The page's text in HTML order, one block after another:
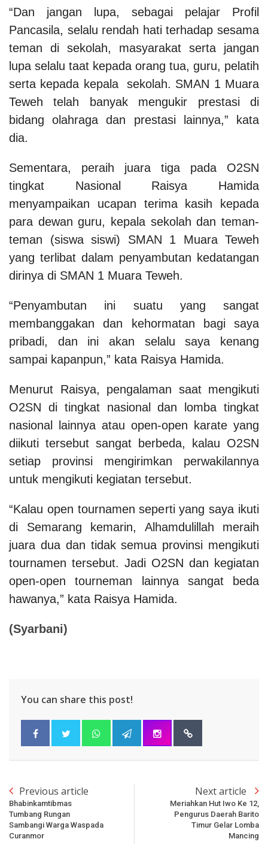
“Dan jangan lupa, sebagai pelajar Profil
Pancasila, selalu rendah hati terhadap sesama
teman di sekolah, masyarakat serta jangan
lupa selalu taat kepada orang tua, guru, pelatih
serta kepada kepala sekolah. SMAN 1 Muara
Teweh telah banyak mengukir prestasi di
bidang olahraga dan prestasi lainnya,” kata
dia.
Sementara, peraih juara tiga pada O2SN
tingkat Nasional Raisya Hamida
menyampaikan ucapan terima kasih kepada
para dewan guru, kepala sekolah dan teman-
teman (siswa siswi) SMAN 1 Muara Teweh
yang terlibat dalam penyambutan kedatangan
dirinya di SMAN 1 Muara Teweh.
“Penyambutan ini suatu yang sangat
membanggakan dan kehormatan bagi saya
pribadi, dan ini akan selalu saya kenang
sampai kapanpun,” kata Raisya Hamida.
Menurut Raisya, pengalaman saat mengikuti
O2SN di tingkat nasional dan lomba tingkat
nasional lainnya atau open-open karate yang
diikuti tersebut sangat berbeda, kalau O2SN
setiap provinsi mengirimkan perwakilannya
untuk mengikuti kegiatan tersebut.
“Kalau open tournamen seperti yang saya ikuti
di Semarang kemarin, Alhamdulillah meraih
juara dua dan tidak semua provinsi mengikuti
tournamen tersebut. Jadi O2SN dan kegiatan
open-open tourneman lainnya sangat beda
hawanya,” kata Raisya Hamida.
(Syarbani)
You can share this post!
Previous article
Bhabinkamtibmas
Tumbang Rungan
Sambangi Warga Waspada
Curanmor
Next article
Meriahkan Hut Iwo Ke 12,
Pengurus Daerah Barito
Timur Gelar Lomba
Mancing